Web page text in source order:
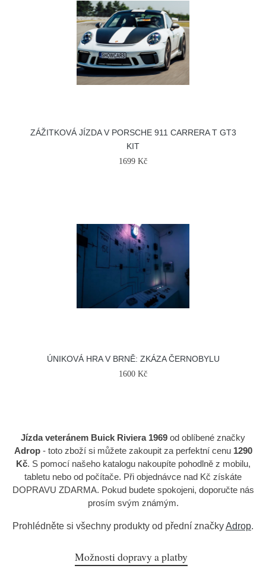
ZÁŽITKOVÁ JÍZDA V PORSCHE 911 CARRERA T GT3
KIT
1699 Kč
ÚNIKOVÁ HRA V BRNĚ: ZKÁZA ČERNOBYLU
1600 Kč
Jízda veteránem Buick Riviera 1969 od oblíbené značky
Adrop- toto zboží si můžete zakoupit za perfektní cenu 1290
Kč. S pomocí našeho katalogu nakoupíte pohodlně z mobilu,
tabletu nebo od počítače. Při objednávce nad Kč získáte
DOPRAVU ZDARMA. Pokud budete spokojeni, doporučte nás
prosím svým známým.
Prohlédněte si všechny produkty od přední značkyAdrop.
Možnosti dopravy a platby